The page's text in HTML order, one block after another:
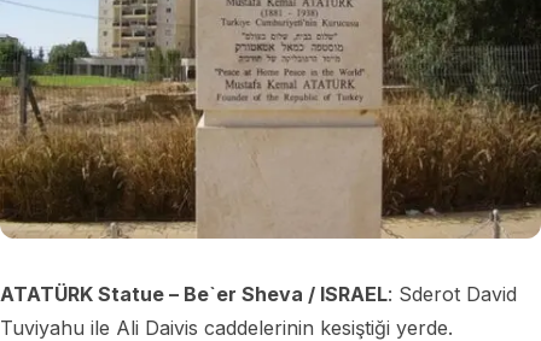
ATATÜRK Statue – Be`er Sheva / ISRAEL: Sderot David
Tuviyahu ile Ali Daivis caddelerinin kesiştiği yerde.